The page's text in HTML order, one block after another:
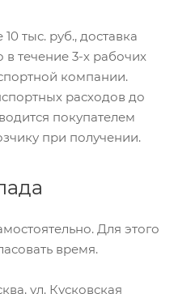
тыс. руб., доставка
в течение 3-х рабочих
компании.
расходов до
покупателем
при получении.
Для этого
время.
ул. Кусковская